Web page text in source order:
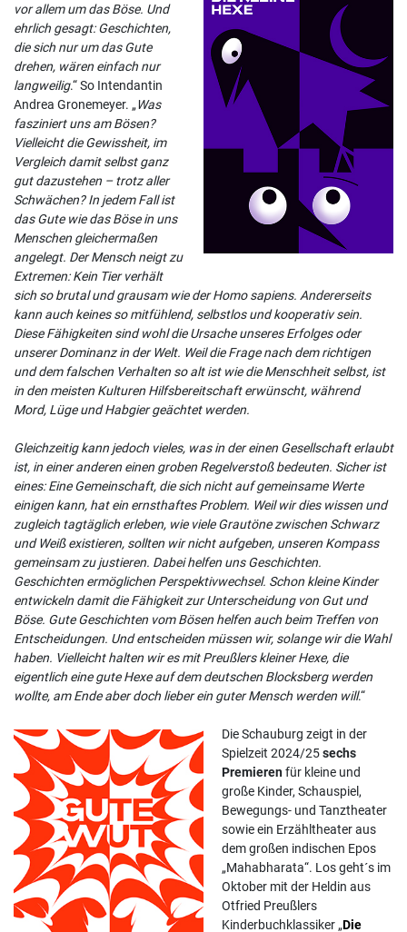
vor allem um das Böse. Und
ehrlich gesagt: Geschichten,
die sich nur um das Gute
drehen, wären einfach nur
langweilig.“ So Intendantin
Andrea Gronemeyer. „Was
fasziniert uns am Bösen?
Vielleicht die Gewissheit, im
Vergleich damit selbst ganz
gut dazustehen – trotz aller
Schwächen? In jedem Fall ist
das Gute wie das Böse in uns
Menschen gleichermaßen
angelegt. Der Mensch neigt zu
Extremen: Kein Tier verhält
sich so brutal und grausam wie der Homo sapiens. Andererseits
kann auch keines so mitfühlend, selbstlos und kooperativ sein.
Diese Fähigkeiten sind wohl die Ursache unseres Erfolges oder
unserer Dominanz in der Welt. Weil die Frage nach dem richtigen
und dem falschen Verhalten so alt ist wie die Menschheit selbst, ist
in den meisten Kulturen Hilfsbereitschaft erwünscht, während
Mord, Lüge und Habgier geächtet werden.
Gleichzeitig kann jedoch vieles, was in der einen Gesellschaft erlaubt
ist, in einer anderen einen groben Regelverstoß bedeuten. Sicher ist
eines: Eine Gemeinschaft, die sich nicht auf gemeinsame Werte
einigen kann, hat ein ernsthaftes Problem. Weil wir dies wissen und
zugleich tagtäglich erleben, wie viele Grautöne zwischen Schwarz
und Weiß existieren, sollten wir nicht aufgeben, unseren Kompass
gemeinsam zu justieren. Dabei helfen uns Geschichten.
Geschichten ermöglichen Perspektivwechsel. Schon kleine Kinder
entwickeln damit die Fähigkeit zur Unterscheidung von Gut und
Böse. Gute Geschichten vom Bösen helfen auch beim Treffen von
Entscheidungen. Und entscheiden müssen wir, solange wir die Wahl
haben. Vielleicht halten wir es mit Preußlers kleiner Hexe, die
eigentlich eine gute Hexe auf dem deutschen Blocksberg werden
wollte, am Ende aber doch lieber ein guter Mensch werden will.“
Die Schauburg zeigt in der
Spielzeit 2024/25sechs
Premierenfür kleine und
große Kinder, Schauspiel,
Bewegungs- und Tanztheater
sowie ein Erzähltheater aus
dem großen indischen Epos
„Mahabharata“. Los geht´s im
Oktober mit der Heldin aus
Otfried Preußlers
Kinderbuchklassiker „Die